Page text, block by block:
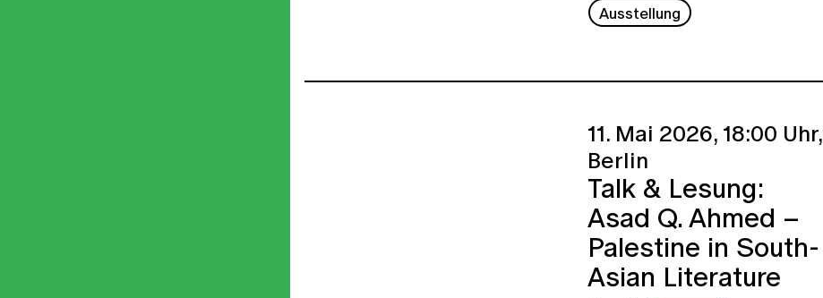
Ausstellung
11. Mai 2026,18:00 Uhr,
Berlin
Talk & Lesung:
Asad Q. Ahmed –
Palestine in South-
Asian Literature